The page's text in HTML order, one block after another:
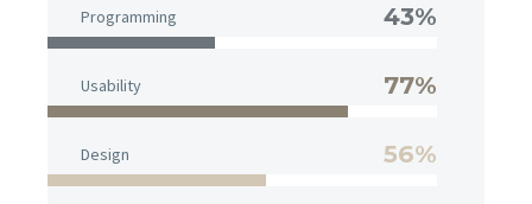
Programming 43%
Usability 77%
Design 56%